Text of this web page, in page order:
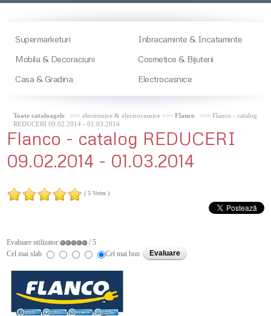
Supermarketuri
Inbracaminte & Incataminte
Mobila & Decoraciuni
Cosmetice & Bijuterii
Casa & Gradina
Electrocasnice
Toate cataloagele >>> electronice & electrocasnice >>>Flanco
>>> Flanco - catalog
REDUCERI 09.02.2014 - 01.03.2014
Flanco - catalog REDUCERI
09.02.2014 - 01.03.2014
( 5 Votes )
Evaluare utilizator:
/ 5
Cel mai slab
Cel mai bun